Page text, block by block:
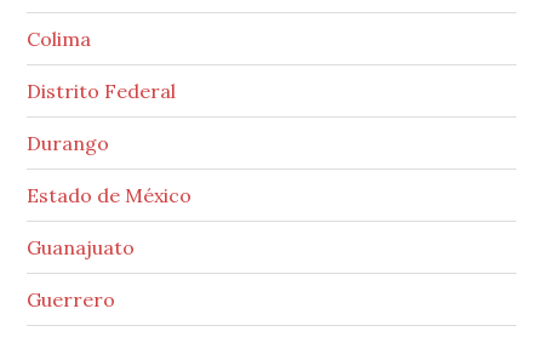
Colima
Distrito Federal
Durango
Estado de México
Guanajuato
Guerrero